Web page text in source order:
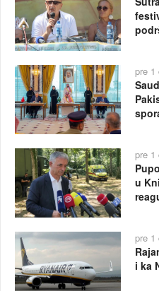
pre 1
pre 1
u
pre 1
i ka